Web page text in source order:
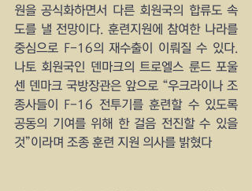
원을 공식화하면서 다른 회원국의 합류도 속
도를 낼 전망이다. 훈련지원에 참여한 나라를
중심으로 F-16의 재수출이 이뤄질 수 있다.
나토 회원국인 덴마크의 트로엘스 룬드 포울
센 덴마크 국방장관은 앞으로 “우크라이나 조
종사들이 F-16 전투기를 훈련할 수 있도록
공동의 기여를 위해 한 걸음 전진할 수 있을
것”이라며 조종 훈련 지원 의사를 밝혔다